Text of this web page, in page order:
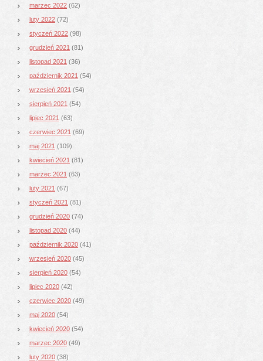
marzec 2022 (62)
luty 2022 (72)
styczeń 2022 (98)
grudzień 2021 (81)
listopad 2021 (36)
październik 2021 (54)
wrzesień 2021 (54)
sierpień 2021 (54)
lipiec 2021 (63)
czerwiec 2021 (69)
maj 2021 (109)
kwiecień 2021 (81)
marzec 2021 (63)
luty 2021 (67)
styczeń 2021 (81)
grudzień 2020 (74)
listopad 2020 (44)
październik 2020 (41)
wrzesień 2020 (45)
sierpień 2020 (54)
lipiec 2020 (42)
czerwiec 2020 (49)
maj 2020 (54)
kwiecień 2020 (54)
marzec 2020 (49)
luty 2020 (38)